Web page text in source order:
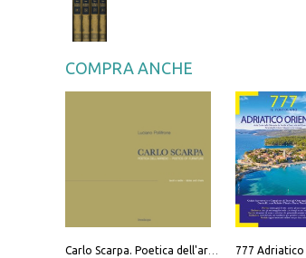
COMPRA ANCHE
Carlo Scarpa. Poetica dell'arredo. Tavoli e sedie-Poetics of furniture. Tables and chairs. Ediz. bilingue